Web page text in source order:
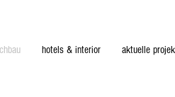
hotels & interior aktuelle